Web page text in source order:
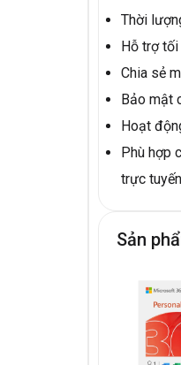
Thời
Hỗ trợ
Chia sẻ
Bảo mật
Hoạt
Phù hợp
trực
Sản